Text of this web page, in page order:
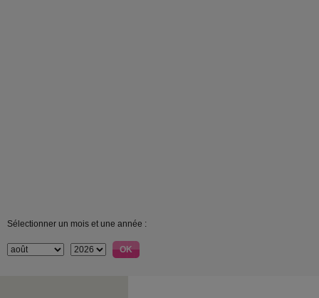
Sélectionner un mois et une année :